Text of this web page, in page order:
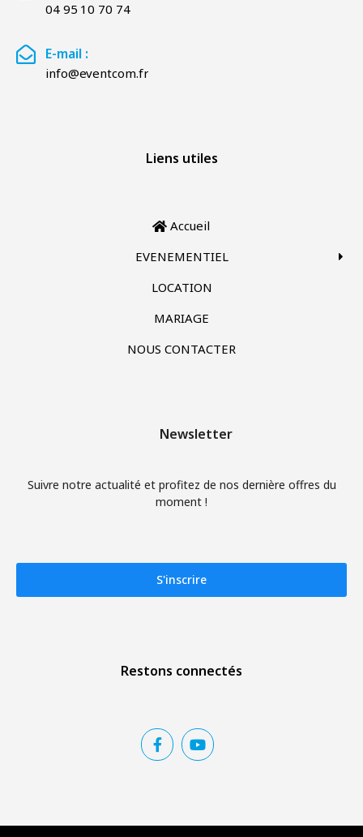
04 95 10 70 74
E-mail :
info@eventcom.fr
Liens utiles
Accueil
EVENEMENTIEL
LOCATION
MARIAGE
NOUS CONTACTER
Newsletter
Suivre notre actualité et profitez de nos dernière offres du
moment !
S'inscrire
Restons connectés